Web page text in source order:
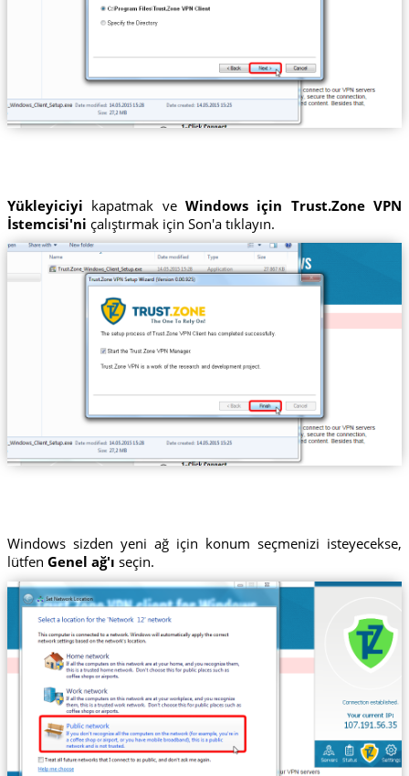
Yükleyiciyi kapatmak ve Windows için Trust.Zone VPN
İstemcisi'ni çalıştırmak için Son'a tıklayın.
Windows sizden yeni ağ için konum seçmenizi isteyecekse,
lütfen Genel ağ'ı seçin.